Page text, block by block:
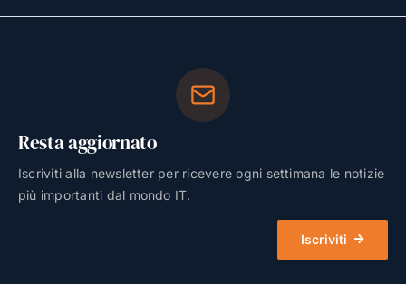
Resta aggiornato
Iscriviti alla newsletter per ricevere ogni settimana le notizie
più importanti dal mondo IT.
Iscriviti